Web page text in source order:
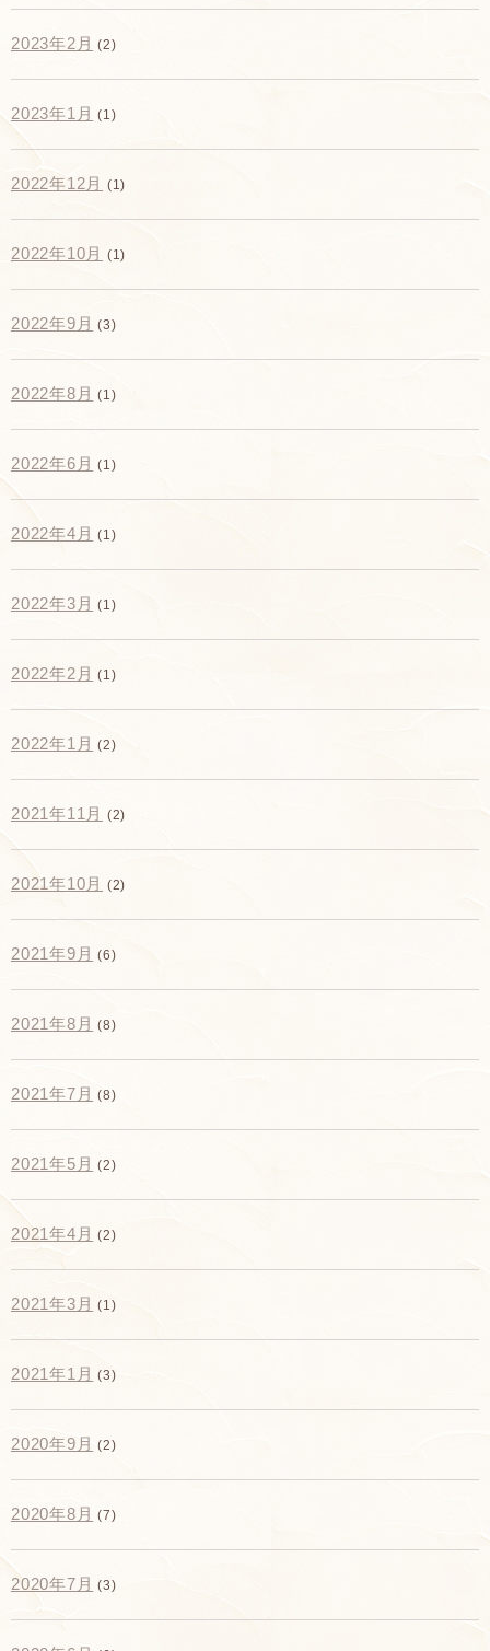
2023年2月 (2)
2023年1月 (1)
2022年12月 (1)
2022年10月 (1)
2022年9月 (3)
2022年8月 (1)
2022年6月 (1)
2022年4月 (1)
2022年3月 (1)
2022年2月 (1)
2022年1月 (2)
2021年11月 (2)
2021年10月 (2)
2021年9月 (6)
2021年8月 (8)
2021年7月 (8)
2021年5月 (2)
2021年4月 (2)
2021年3月 (1)
2021年1月 (3)
2020年9月 (2)
2020年8月 (7)
2020年7月 (3)